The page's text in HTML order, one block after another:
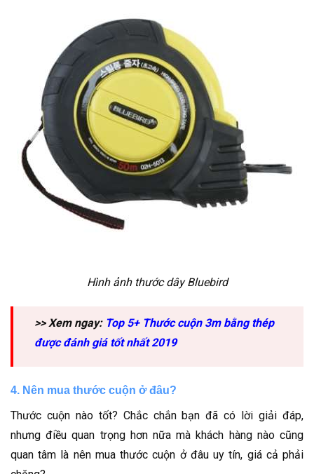
Hình ảnh thước dây Bluebird
>> Xem ngay: Top 5+ Thước cuộn 3m bằng thép
được đánh giá tốt nhất 2019
4. Nên mua thước cuộn ở đâu?
Thước cuộn nào tốt? Chắc chắn bạn đã có lời giải đáp,
nhưng điều quan trọng hơn nữa mà khách hàng nào cũng
quan tâm là nên mua thước cuộn ở đâu uy tín, giá cả phải